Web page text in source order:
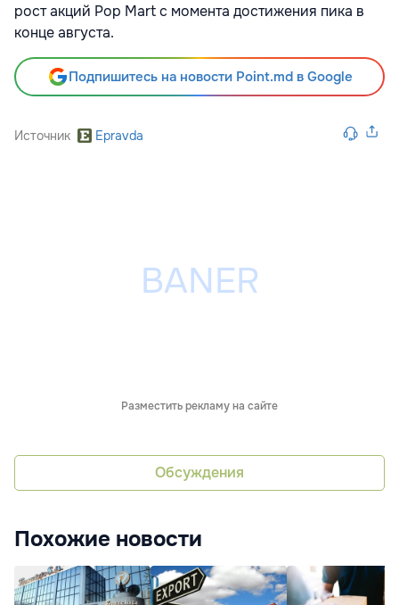
рост акций Pop Mart с момента достижения пика в
конце августа.
Подпишитесь на новости Point.md в Google
Источник Epravda
Разместить рекламу на сайте
Обсуждения
Похожие новости